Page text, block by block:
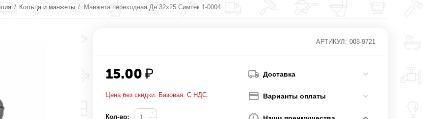
/ Кольца и манжеты / Манжета переходная Дн 32х25 Симтек 1-0004
АРТИКУЛ: 008-9721
15.00₽
Цена без скидки. Базовая. С НДС.
Кол-во:
+
Доставка
Варианты оплаты